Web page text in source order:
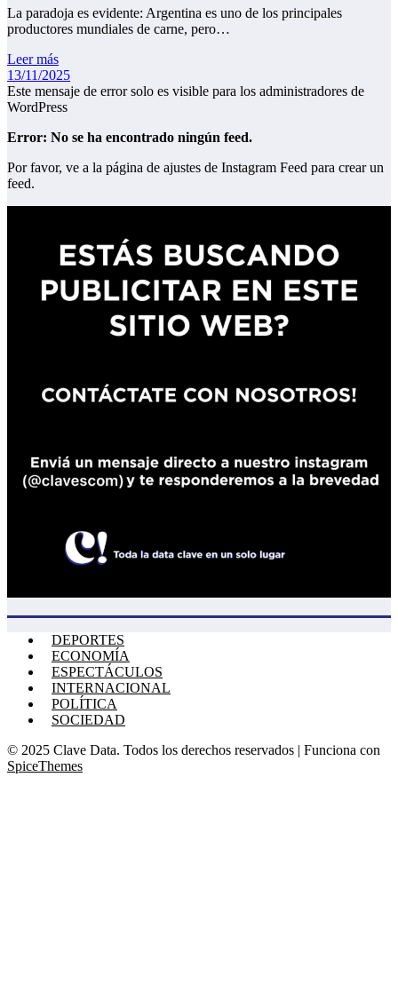
La paradoja es evidente: Argentina es uno de los principales
productores mundiales de carne, pero…
Leer más
13/11/2025
Este mensaje de error solo es visible para los administradores de
WordPress
Error: No se ha encontrado ningún feed.
Por favor, ve a la página de ajustes de Instagram Feed para crear un
feed.
DEPORTES
ECONOMÍA
ESPECTÁCULOS
INTERNACIONAL
POLÍTICA
SOCIEDAD
© 2025 Clave Data. Todos los derechos reservados | Funciona con
SpiceThemes